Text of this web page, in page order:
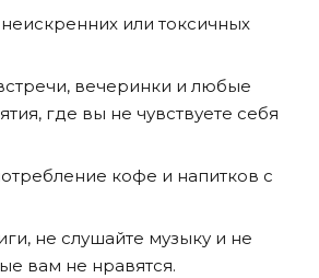
неискренних или токсичных
вечеринки и любые
где вы не чувствуете себя
кофе и напитков с
не слушайте музыку и не
вам не нравятся.